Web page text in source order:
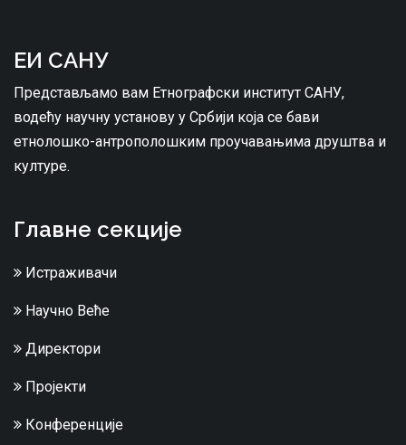
ЕИ САНУ
Представљамо вам Етнографски институт САНУ,
водећу научну установу у Србији која се бави
етнолошко-антрополошким проучавањима друштва и
културе.
Главне секције
Истраживачи
Научно Веће
Директори
Пројекти
Конференције